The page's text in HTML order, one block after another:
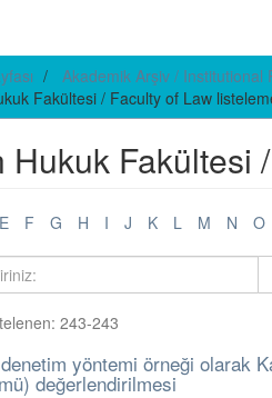
Akademik Arşiv / Institutional
Fakültesi / Faculty of Law
Hukuk
E F G H I J K L M N O
243-243
yöntemi örneği olarak
değerlendirilmesi